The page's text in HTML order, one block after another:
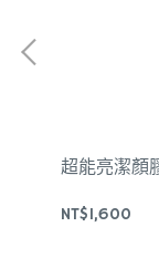
超能亮潔顏
NT$1,600